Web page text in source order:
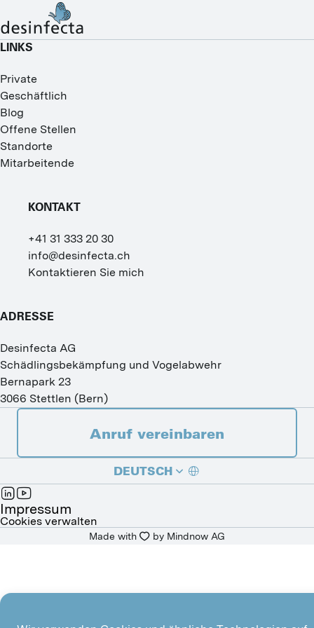
LINKS
Private
Geschäftlich
Blog
Offene Stellen
Standorte
Mitarbeitende
KONTAKT
+41 31 333 20 30
info@desinfecta.ch
Kontaktieren Sie mich
ADRESSE
Desinfecta AG
Schädlingsbekämpfung und Vogelabwehr
Bernapark 23
3066 Stettlen (Bern)
Anruf vereinbaren
DEUTSCH
ITALIANO
Impressum
Cookies verwalten
Made with by Mindnow AG